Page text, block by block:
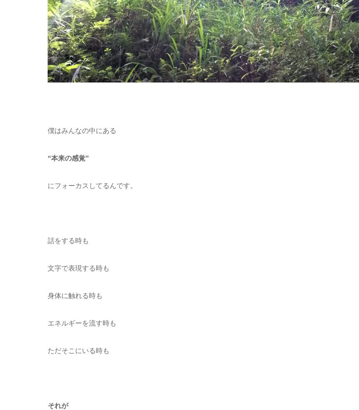
僕はみんなの中にある
“本来の感覚”
にフォーカスしてるんです。
話をする時も
文字で表現する時も
身体に触れる時も
エネルギーを流す時も
ただそこにいる時も
それが